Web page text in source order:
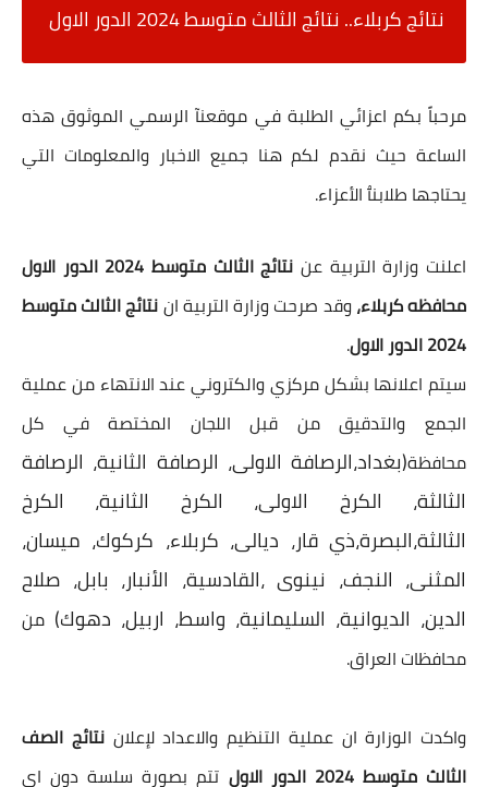
نتائج كربلاء.. نتائج الثالث متوسط 2024 الدور الاول
مرحباً بكم اعزائي الطلبة في موقعنآ الرسمي الموثوق هذه
الساعة حيث نقدم لكم هنا جميع الاخبار والمعلومات التي
يحتاجها طلابنٱ الأعزاء.
اعلنت وزارة التربية عن
نتائج الثالث متوسط 2024 الدور الاول
محافظه كربلاء،وقد صرحت وزارة التربية اننتائج الثالث متوسط
2024 الدور الاول
.
سيتم اعلانها بشكل مركزي والكتروني عند الانتهاء من عملية
الجمع والتدقيق من قبل اللجان المختصة في كل
محافظة(بغداد،الرصافة الاولى، الرصافة الثانية، الرصافة
الثالثة، الكرخ الاولى، الكرخ الثانية، الكرخ
الثالثة،البصرة،ذي قار، ديالى، كربلاء، كركوك، ميسان،
المثنى، النجف، نينوى ،القادسية، الأنبار، بابل، صلاح
الدين، الديوانية، السليمانية، واسط، اربيل، دهوك) من
محافظات العراق.
واكدت الوزارة ان عملية التنظيم والاعداد لإعلاننتائج الصف
الثالث متوسط 2024 الدور الاول
تتم بصورة سلسة دون اي